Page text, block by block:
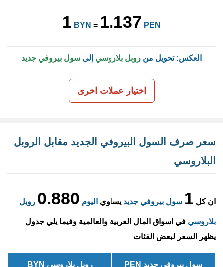
1 BYN = 1.137 PEN
العكس: تحويل من روبل بلاروسي إلى سول بيروفي جديد
اختيار عملات اخرى
سعر صرف السول البيروفي الجديد مقابل الروبل
البلاروسي
ان كل 1 سول بيروفي جديد يساوي اليوم 0.880 روبل
بلاروسي في اسواق المال العربية والعالمية وفيما يلي جدول
يظهر السعر لبعض الفئات
سول بيروفي جديد PEN روبل بلاروسي BYN